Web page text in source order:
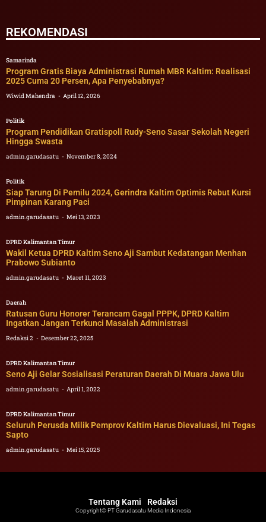
REKOMENDASI
Samarinda
Program Gratis Biaya Administrasi Rumah MBR Kaltim: Realisasi
2025 Cuma 20 Persen, Apa Penyebabnya?
Wiwid Mahendra April 12, 2026
Politik
Program Pendidikan Gratispoll Rudy-Seno Sasar Sekolah Negeri
Hingga Swasta
admin.garudasatu November 8, 2024
Politik
Siap Tarung Di Pemilu 2024, Gerindra Kaltim Optimis Rebut Kursi
Pimpinan Karang Paci
admin.garudasatu Mei 13, 2023
DPRD Kalimantan Timur
Wakil Ketua DPRD Kaltim Seno Aji Sambut Kedatangan Menhan
Prabowo Subianto
admin.garudasatu Maret 11, 2023
Daerah
Ratusan Guru Honorer Terancam Gagal PPPK, DPRD Kaltim
Ingatkan Jangan Terkunci Masalah Administrasi
Redaksi 2 Desember 22, 2025
DPRD Kalimantan Timur
Seno Aji Gelar Sosialisasi Peraturan Daerah Di Muara Jawa Ulu
admin.garudasatu April 1, 2022
DPRD Kalimantan Timur
Seluruh Perusda Milik Pemprov Kaltim Harus Dievaluasi, Ini Tegas
Sapto
admin.garudasatu Mei 15, 2025
Tentang Kami Redaksi
Copyright© PT Garudasatu Media Indonesia